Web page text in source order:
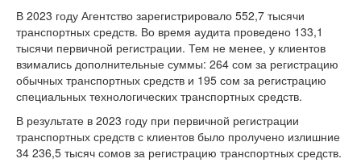
В 2023 году Агентство зарегистрировало 552,7 тысячи
транспортных средств. Во время аудита проведено 133,1
тысячи первичной регистрации. Тем не менее, у клиентов
взимались дополнительные суммы: 264 сом за регистрацию
обычных транспортных средств и 195 сом за регистрацию
специальных технологических транспортных средств.
В результате в 2023 году при первичной регистрации
транспортных средств с клиентов было пролучено излишние
34 236,5 тысяч сомов за регистрацию транспортных средств.